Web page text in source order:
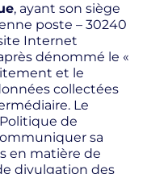
, ayant son siège
poste – 30240
Internet
dénommé le «
et le
collectées
Le
de
sa
en matière de
divulgation des